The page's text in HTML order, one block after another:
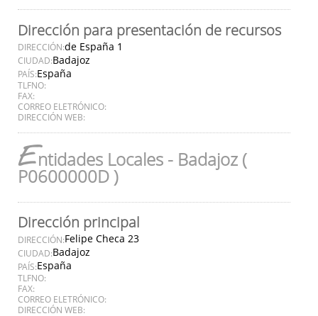
Dirección para presentación de recursos
DIRECCIÓN:de España 1
CIUDAD:Badajoz
PAÍS:España
TLFNO:
FAX:
CORREO ELETRÓNICO:
DIRECCIÓN WEB:
Entidades Locales - Badajoz (
P0600000D )
Dirección principal
DIRECCIÓN:Felipe Checa 23
CIUDAD:Badajoz
PAÍS:España
TLFNO:
FAX:
CORREO ELETRÓNICO:
DIRECCIÓN WEB: